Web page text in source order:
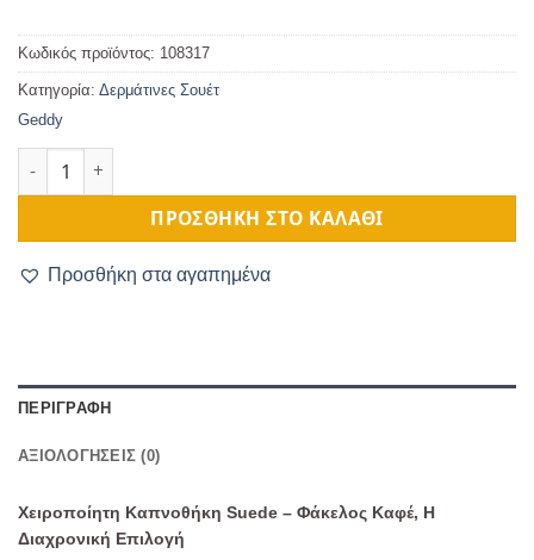
Κωδικός προϊόντος: 108317
Κατηγορία: Δερμάτινες Σουέτ
Geddy
ΠΡΟΣΘΉΚΗ ΣΤΟ ΚΑΛΆΘΙ
Προσθήκη στα αγαπημένα
ΠΕΡΙΓΡΑΦΉ
ΑΞΙΟΛΟΓΉΣΕΙΣ (0)
Χειροποίητη Καπνοθήκη Suede – Φάκελος Καφέ, Η
Διαχρονική Επιλογή